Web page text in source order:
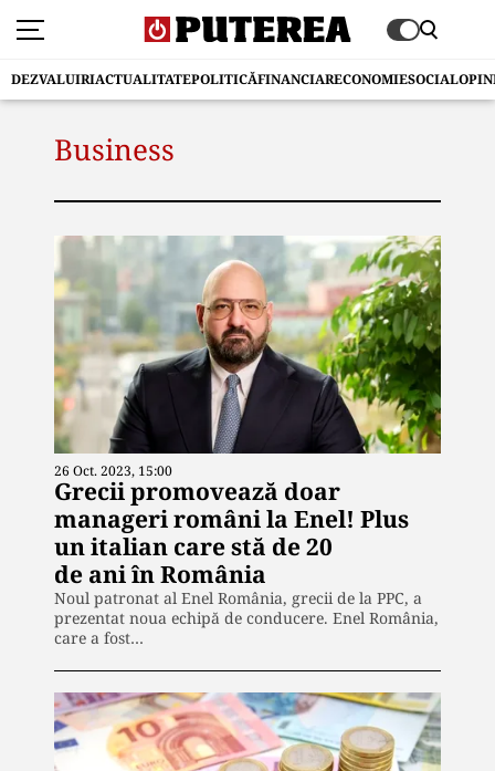
DEZVALUIRIACTUALITATEPOLITICĂFINANCIARECONOMIESOCIAL
Business
26 Oct. 2023, 15:00
Grecii promovează doar
manageri români la Enel! Plus
un italian care stă de 20
de ani în România
Noul patronat al Enel România, grecii de la PPC, a
prezentat noua echipă de conducere. Enel România,
care a fost…